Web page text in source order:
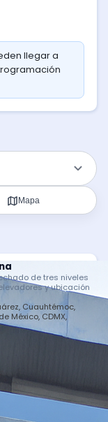
llegar a
Mapa
de tres niveles
y ubicación
Cuauhtémoc,
México, CDMX,